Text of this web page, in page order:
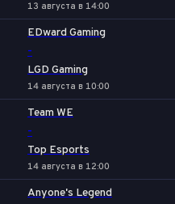
13 августа в 14:00
EDward Gaming
-
LGD Gaming
14 августа в 10:00
Team WE
-
Top Esports
14 августа в 12:00
Anyone's Legend